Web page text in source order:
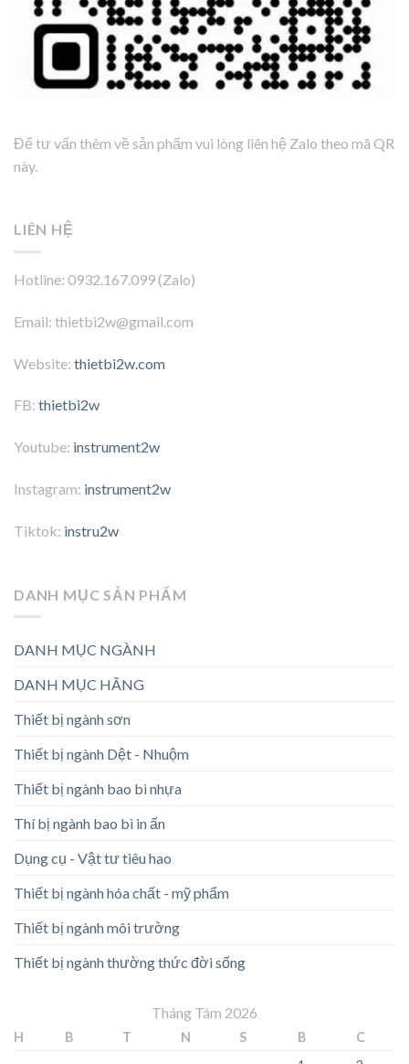
Để tư vấn thêm về sản phẩm vui lòng liên hệ Zalo theo mã QR
này.
LIÊN HỆ
Hotline: 0932.167.099 (Zalo)
Email: thietbi2w@gmail.com
Website: thietbi2w.com
FB: thietbi2w
Youtube: instrument2w
Instagram: instrument2w
Tiktok: instru2w
DANH MỤC SẢN PHẨM
DANH MỤC NGÀNH
DANH MỤC HÃNG
Thiết bị ngành sơn
Thiết bị ngành Dệt - Nhuộm
Thiết bị ngành bao bì nhựa
Thí bị ngành bao bì in ấn
Dụng cụ - Vật tư tiêu hao
Thiết bị ngành hóa chất - mỹ phẩm
Thiết bị ngành môi trường
Thiết bị ngành thường thức đời sống
Tháng Tám 2026
H B T N S B
C